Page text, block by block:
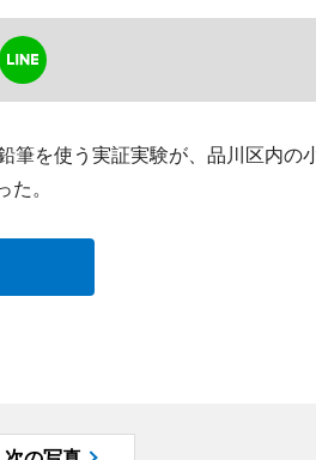
筆を使う実証実験が、品川区内の
。